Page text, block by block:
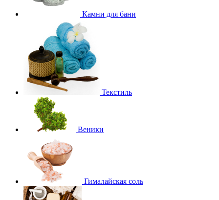
Камни для бани
Текстиль
Веники
Гималайская соль